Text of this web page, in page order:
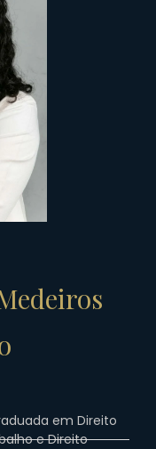
em Direito
e Direito